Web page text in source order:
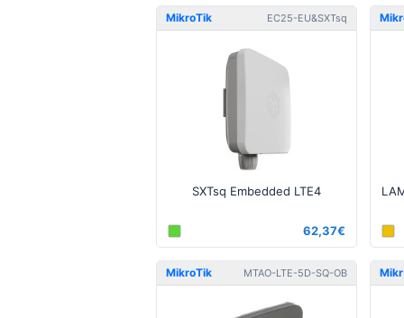
MikroTik EC25-EU&SXTsq
SXTsq Embedded LTE4
62,37€
MikroTik MTAO-LTE-5D-SQ-OB